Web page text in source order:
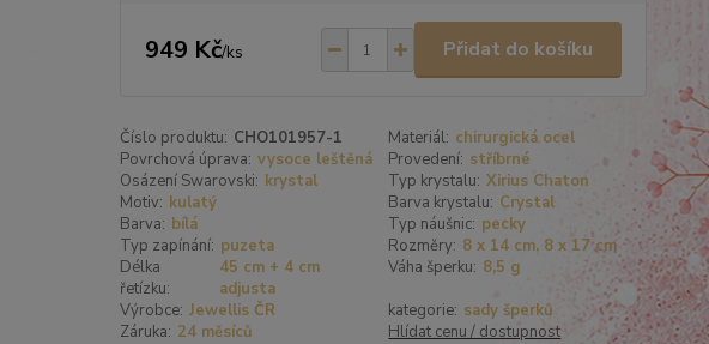
949 Kč/ks Přidat do košíku
Číslo produktu: CHO101957-1 Materiál: chirurgická ocel
Povrchová úprava: vysoce leštěná Provedení: stříbrné
Osázení Swarovski: krystal Typ krystalu: Xirius Chaton
Motiv: kulatý Barva krystalu: Crystal
Barva: bílá Typ náušnic: pecky
Typ zapínání: puzeta Rozměry: 8 x 14 cm, 8 x 17 cm
Délka
řetízku:
45 cm + 4 cm
adjusta
Váha šperku: 8,5 g
Výrobce: Jewellis ČR kategorie: sady šperků
Záruka: 24 měsíců Hlídat cenu / dostupnost